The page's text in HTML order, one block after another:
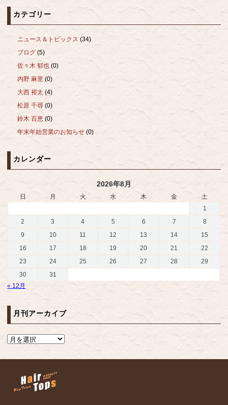
カテゴリー
ニュース＆トピックス (34)
ブログ (5)
佐々木 郁也 (0)
内野 麻里 (0)
大西 裕太 (4)
松原 千尋 (0)
鈴木 百恵 (0)
年末年始営業のお知らせ (0)
カレンダー
2026年8月
日 月 火 水 木 金
土
1
2
3 4 5 6 7
8
9
10 11 12 13 14
15
16
17 18 19 20 21
22
23
24 25 26 27 28
29
30
31
« 12月
月刊アーカイブ